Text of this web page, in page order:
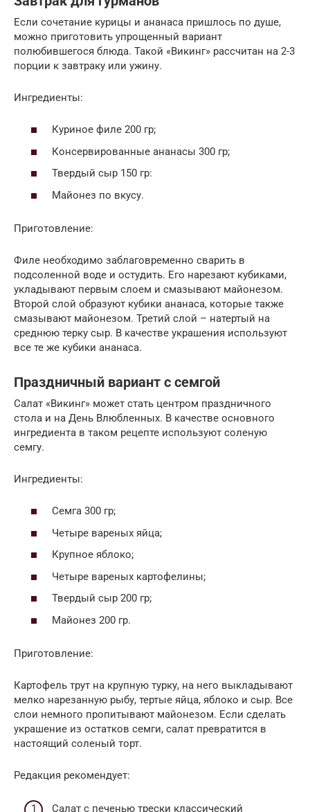
Если сочетание курицы и ананаса пришлось по душе,
можно приготовить упрощенный вариант
полюбившегося блюда. Такой «Викинг» рассчитан на 2-3
порции к завтраку или ужину.
Ингредиенты:
Куриное филе 200 гр;
Консервированные ананасы 300 гр;
Твердый сыр 150 гр:
Майонез по вкусу.
Приготовление:
Филе необходимо заблаговременно сварить в
подсоленной воде и остудить. Его нарезают кубиками,
укладывают первым слоем и смазывают майонезом.
Второй слой образуют кубики ананаса, которые также
смазывают майонезом. Третий слой – натертый на
среднюю терку сыр. В качестве украшения используют
все те же кубики ананаса.
Праздничный вариант с семгой
Салат «Викинг» может стать центром праздничного
стола и на День Влюбленных. В качестве основного
ингредиента в таком рецепте используют соленую
семгу.
Ингредиенты:
Семга 300 гр;
Четыре вареных яйца;
Крупное яблоко;
Четыре вареных картофелины;
Твердый сыр 200 гр;
Майонез 200 гр.
Приготовление:
Картофель трут на крупную турку, на него выкладывают
мелко нарезанную рыбу, тертые яйца, яблоко и сыр. Все
слои немного пропитывают майонезом. Если сделать
украшение из остатков семги, салат превратится в
настоящий соленый торт.
Редакция рекомендует:
Cалат с печенью трески классический